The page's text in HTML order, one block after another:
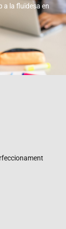
a la fluïdesa en